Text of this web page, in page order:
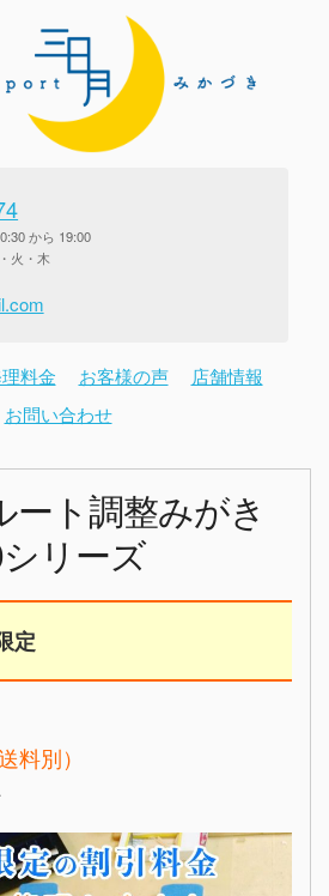
から 19:00
火・木
料金 お客様の声
店舗情報
お問い合わせ
ート調整みがき
リーズ
定
料別）